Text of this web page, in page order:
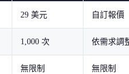
29 美元 自訂報價
1,000 次 依需求調
無限制 無限制